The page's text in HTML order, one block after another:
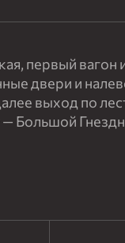
первый вагон
двери и
выход по
Большой